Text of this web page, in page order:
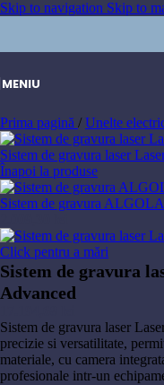
Skip to navigation Skip to
MENIU
Prima pagină / Unelte
Sistem de gravura laser
Înapoi la produse
Sistem de gravura
Click pentru a mări
Sistem de gravura
Advanced
Sistem de gravura laser
precizie si versatilitate,
materiale, cu camera
profesionale intr-un